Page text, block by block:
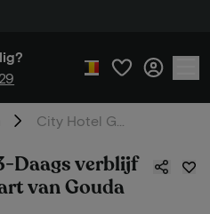
Daags verblijf
van Gouda